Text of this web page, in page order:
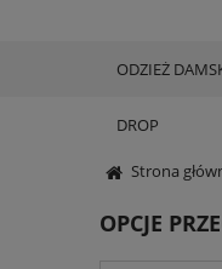
ODZIEŻ
DROP
Strona
OPCJE